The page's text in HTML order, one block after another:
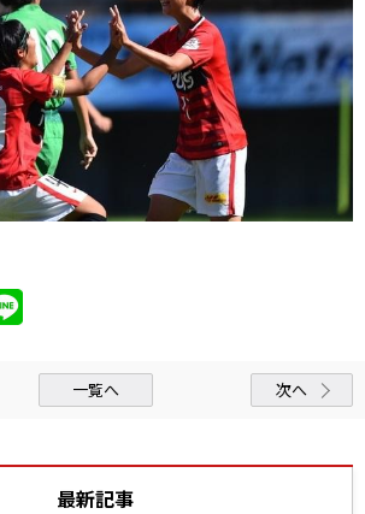
一覧へ 次へ
最新記事